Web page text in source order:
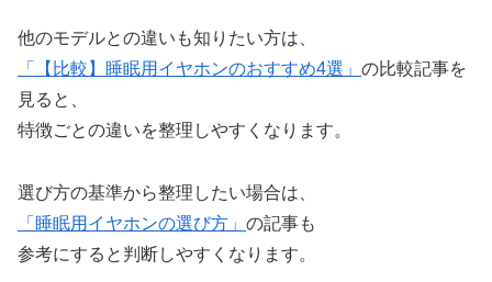
他のモデルとの違いも知りたい方は、
「【比較】睡眠用イヤホンのおすすめ4選」 の比較記事を
見ると、
特徴ごとの違いを整理しやすくなります。
選び方の基準から整理したい場合は、
「睡眠用イヤホンの選び方」 の記事も
参考にすると判断しやすくなります。